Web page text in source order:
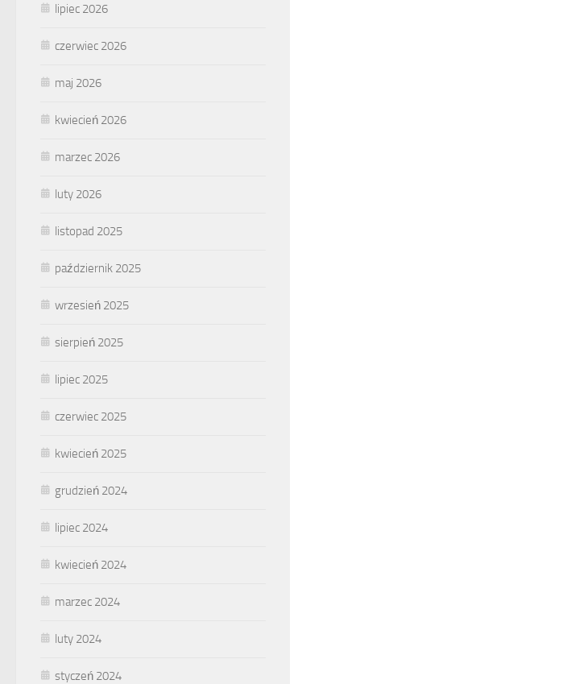
lipiec 2026
czerwiec 2026
maj 2026
kwiecień 2026
marzec 2026
luty 2026
listopad 2025
październik 2025
wrzesień 2025
sierpień 2025
lipiec 2025
czerwiec 2025
kwiecień 2025
grudzień 2024
lipiec 2024
kwiecień 2024
marzec 2024
luty 2024
styczeń 2024